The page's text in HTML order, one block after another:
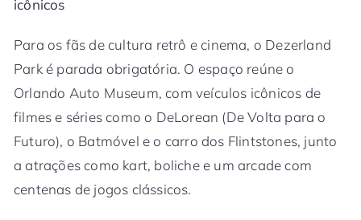
icônicos
Para os fãs de cultura retrô e cinema, o Dezerland
Park é parada obrigatória. O espaço reúne o
Orlando Auto Museum, com veículos icônicos de
filmes e séries como o DeLorean (De Volta para o
Futuro), o Batmóvel e o carro dos Flintstones, junto
a atrações como kart, boliche e um arcade com
centenas de jogos clássicos.